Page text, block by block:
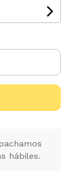
hábiles.